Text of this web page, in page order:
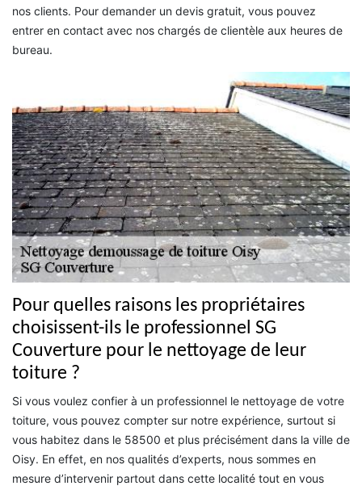
nos clients. Pour demander un devis gratuit, vous pouvez
entrer en contact avec nos chargés de clientèle aux heures de
bureau.
Pour quelles raisons les propriétaires
choisissent-ils le professionnel SG
Couverture pour le nettoyage de leur
toiture ?
Si vous voulez confier à un professionnel le nettoyage de votre
toiture, vous pouvez compter sur notre expérience, surtout si
vous habitez dans le 58500 et plus précisément dans la ville de
Oisy. En effet, en nos qualités d’experts, nous sommes en
mesure d’intervenir partout dans cette localité tout en vous